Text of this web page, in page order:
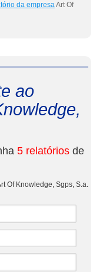
da empresaArt Of
ao
5 relatórios de
Of Knowledge, Sgps, S.a.